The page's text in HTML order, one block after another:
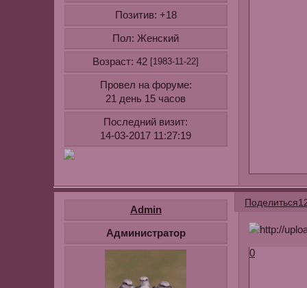
Позитив: +18
Пол: Женский
Возраст: 42 [1983-11-22]
Провел на форуме:
21 день 15 часов
Последний визит:
14-03-2017 11:27:19
Поделиться
Admin
Администратор
0